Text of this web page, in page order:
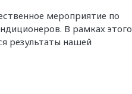
мероприятие по
В рамках этого
результаты нашей